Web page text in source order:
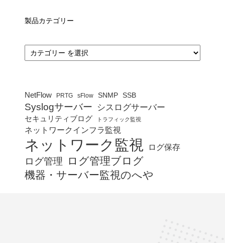
製品カテゴリー
カ
テ
ゴ
NetFlow PRTG sFlow SNMP SSB
Syslogサーバー シスログサーバー
セキュリティブログ トラフィック監視
ネットワークインフラ監視
ネットワーク監視 ログ保存
ログ管理
ログ管理ブログ
機器・サーバー監視のへや